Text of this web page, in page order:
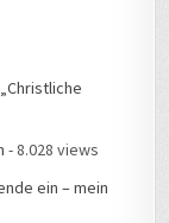
- 8.028 views
ein – mein